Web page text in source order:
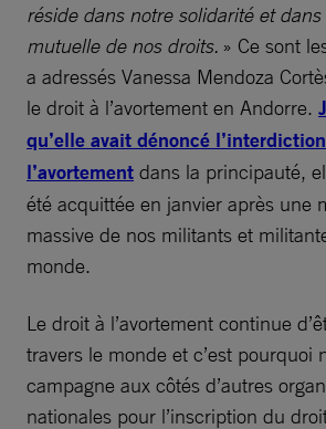
réside dans notre solidarité et
mutuelle de nos droits. » Ce sont
a adressés Vanessa Mendoza
le droit à l’avortement en Andorre.
qu’elle avait dénoncé
l’avortement dans la principauté,
été acquittée en janvier après une
massive de nos militants et
monde.
Le droit à l’avortement continue
travers le monde et c’est pourquoi
campagne aux côtés d’autres
nationales pour l’inscription du